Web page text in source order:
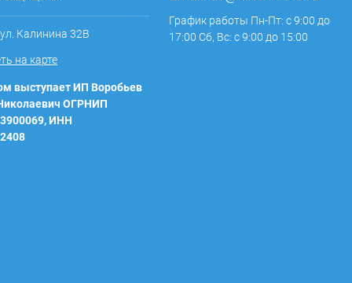
Калинина 32В
на карте
выступает ИП Воробьев
ОГРНИП
ИНН
График работы Пн-Пт: с 9:00 до
17:00 Сб, Вс: с 9:00 до 15:00